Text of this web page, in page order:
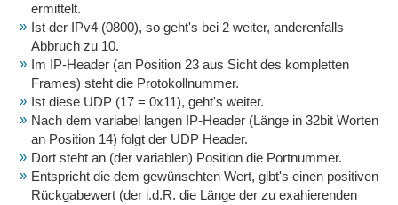
ermittelt.
Ist der IPv4 (0800), so geht's bei 2 weiter, anderenfalls
Abbruch zu 10.
Im IP-Header (an Position 23 aus Sicht des kompletten
Frames) steht die Protokollnummer.
Ist diese UDP (17 = 0x11), geht's weiter.
Nach dem variabel langen IP-Header (Länge in 32bit Worten
an Position 14) folgt der UDP Header.
Dort steht an (der variablen) Position die Portnummer.
Entspricht die dem gewünschten Wert, gibt's einen positiven
Rückgabewert (der i.d.R. die Länge der zu exahierenden